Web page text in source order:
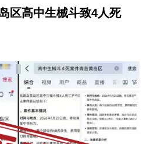
区高中生械斗致4人死